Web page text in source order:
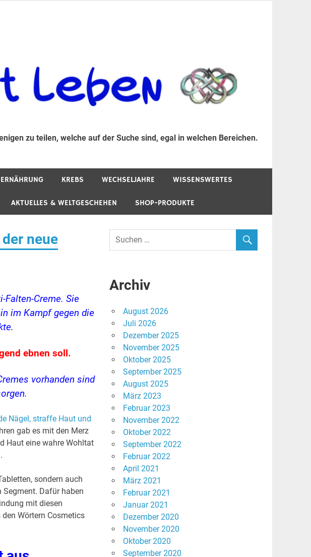
zu teilen, welche auf der Suche sind, egal in welchen Bereichen.
ERNÄHRUNG KREBS WECHSELJAHRE WISSENSWERTES
AKTUELLES & WELTGESCHEHEN SHOP-PRODUKTE
neue
Falten-Creme. Sie
im Kampf gegen die
ebnen soll.
vorhanden sind
Nägel, straffe Haut und
gab es mit den Merz
Haut eine wahre Wohltat
sondern auch
Dafür haben
mit diesen
Wörtern Cosmetics
Archiv
August 2026
Juli 2026
Dezember 2025
November 2025
Oktober 2025
September 2025
August 2025
März 2023
Februar 2023
November 2022
Oktober 2022
September 2022
Februar 2022
April 2021
März 2021
Februar 2021
Januar 2021
Dezember 2020
November 2020
Oktober 2020
September 2020